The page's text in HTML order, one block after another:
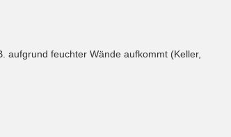
aufgrund feuchter Wände aufkommt (Keller,